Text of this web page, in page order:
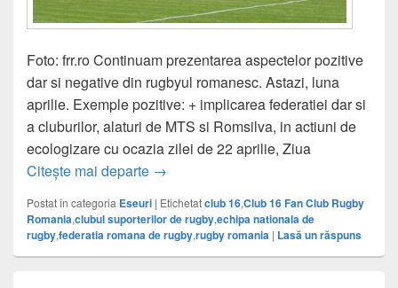
Foto: frr.ro Continuam prezentarea aspectelor pozitive
dar si negative din rugbyul romanesc. Astazi, luna
aprilie. Exemple pozitive: + implicarea federatiei dar si
a cluburilor, alaturi de MTS si Romsilva, in actiuni de
ecologizare cu ocazia zilei de 22 aprilie, Ziua
Citește mai departe Asa Da/Asa Nu – luna aprilie
→
Postat în categoria Eseuri | Etichetatclub 16,Club 16 Fan Club Rugby
Romania,clubul suporterilor de rugby,echipa nationala de
rugby,federatia romana de rugby,rugby romania | Lasă un răspuns